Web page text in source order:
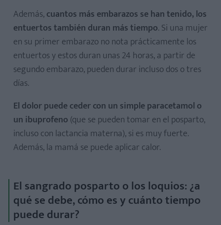
Además,cuantos más embarazos se han tenido, los
entuertos también duran más tiempo. Si una mujer
en su primer embarazo no nota prácticamente los
entuertos y estos duran unas 24 horas, a partir de
segundo embarazo, pueden durar incluso dos o tres
días.
El dolor puede ceder con un simple paracetamol o
un ibuprofeno (que se pueden tomar en el posparto,
incluso con lactancia materna), si es muy fuerte.
Además, la mamá se puede aplicar calor.
El sangrado posparto o los loquios: ¿a
qué se debe, cómo es y cuánto tiempo
puede durar?